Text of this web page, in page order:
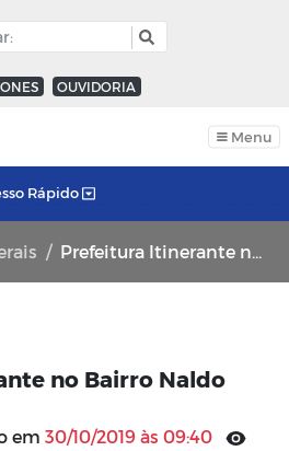
OUVIDORIA
Menu
Rápido
Prefeitura Itinerante no Bairro Naldo Diniz
no Bairro Naldo
em 30/10/2019 às 09:40